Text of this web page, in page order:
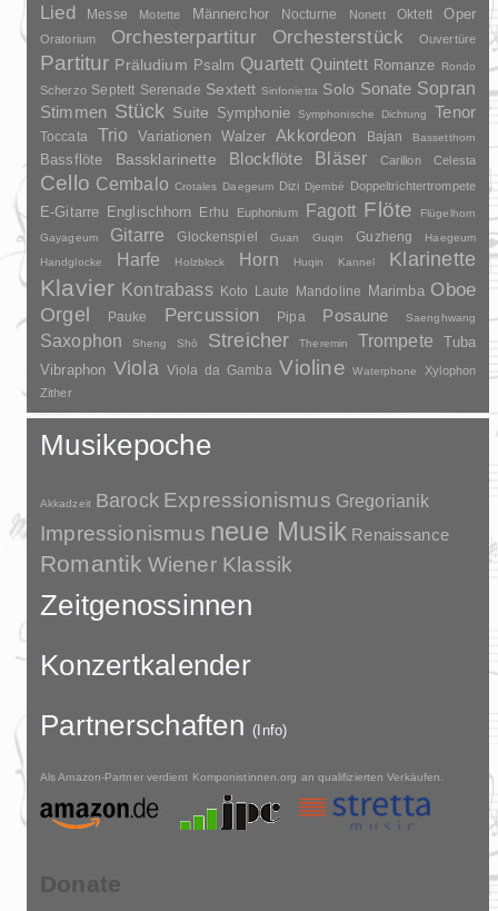
Lied Messe Motette Männerchor Nocturne Nonett Oktett Oper
Oratorium Orchesterpartitur Orchesterstück Ouvertüre
Partitur Präludium Psalm Quartett Quintett Romanze Rondo
Scherzo Septett Serenade Sextett Sinfonietta Solo Sonate Sopran
Stimmen Stück Suite Symphonie Symphonische Dichtung Tenor
Toccata Trio Variationen Walzer Akkordeon Bajan Bassetthorn
Bassflöte Bassklarinette Blockflöte Bläser Carillon Celesta
Cello Cembalo Crotales Daegeum Dizi Djembé Doppeltrichtertrompete
E-Gitarre Englischhorn Erhu Euphonium Fagott Flöte
Flügelhorn
Gayageum
Gitarre Glockenspiel Guan Guqin Guzheng
Haegeum
Handglocke
Harfe Holzblock Horn Huqin Kannel Klarinette
Klavier Kontrabass Koto Laute Mandoline Marimba Oboe
Orgel Pauke Percussion Pipa Posaune Saenghwang
Saxophon Sheng Shō Streicher Theremin Trompete
Tuba
Vibraphon Viola Viola da Gamba Violine Waterphone
Xylophon
Zither
Musikepoche
Akkadzeit Barock Expressionismus Gregorianik
Impressionismus neue Musik Renaissance
Romantik Wiener Klassik
Zeitgenossinnen
Konzertkalender
Partnerschaften(Info)
Als Amazon-Partner verdient Komponistinnen.org an qualifizierten Verkäufen.
Donate